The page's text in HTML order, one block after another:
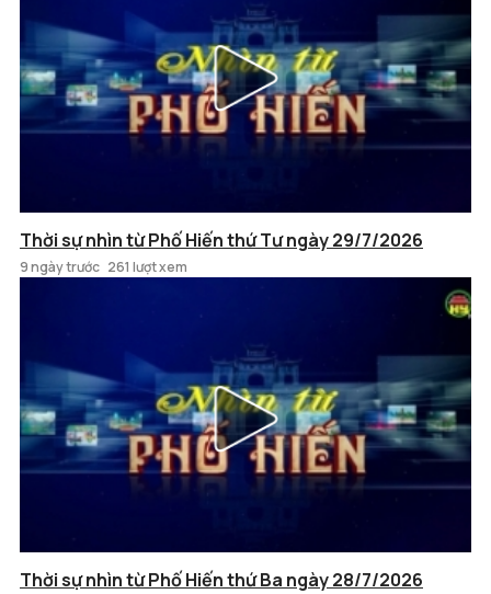
Thời sự nhìn từ Phố Hiến thứ Tư ngày 29/7/2026
9 ngày trước 261 lượt xem
Thời sự nhìn từ Phố Hiến thứ Ba ngày 28/7/2026